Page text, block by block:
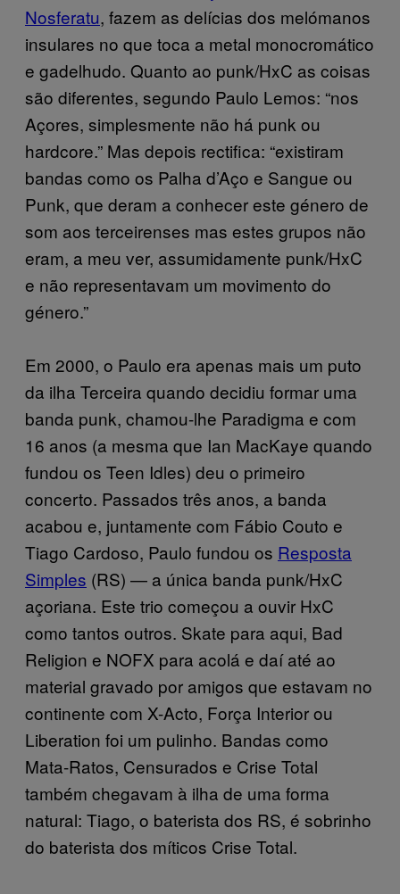
Nosferatu, fazem as delícias dos melómanos
insulares no que toca a metal monocromático
e gadelhudo. Quanto ao punk/HxC as coisas
são diferentes, segundo Paulo Lemos: “nos
Açores, simplesmente não há punk ou
hardcore.” Mas depois rectifica: “existiram
bandas como os Palha d’Aço e Sangue ou
Punk, que deram a conhecer este género de
som aos terceirenses mas estes grupos não
eram, a meu ver, assumidamente punk/HxC
e não representavam um movimento do
género.”
Em 2000, o Paulo era apenas mais um puto
da ilha Terceira quando decidiu formar uma
banda punk, chamou-lhe Paradigma e com
16 anos (a mesma que Ian MacKaye quando
fundou os Teen Idles) deu o primeiro
concerto. Passados três anos, a banda
acabou e, juntamente com Fábio Couto e
Tiago Cardoso, Paulo fundou os Resposta
Simples (RS) — a única banda punk/HxC
açoriana. Este trio começou a ouvir HxC
como tantos outros. Skate para aqui, Bad
Religion e NOFX para acolá e daí até ao
material gravado por amigos que estavam no
continente com X-Acto, Força Interior ou
Liberation foi um pulinho. Bandas como
Mata-Ratos, Censurados e Crise Total
também chegavam à ilha de uma forma
natural: Tiago, o baterista dos RS, é sobrinho
do baterista dos míticos Crise Total.